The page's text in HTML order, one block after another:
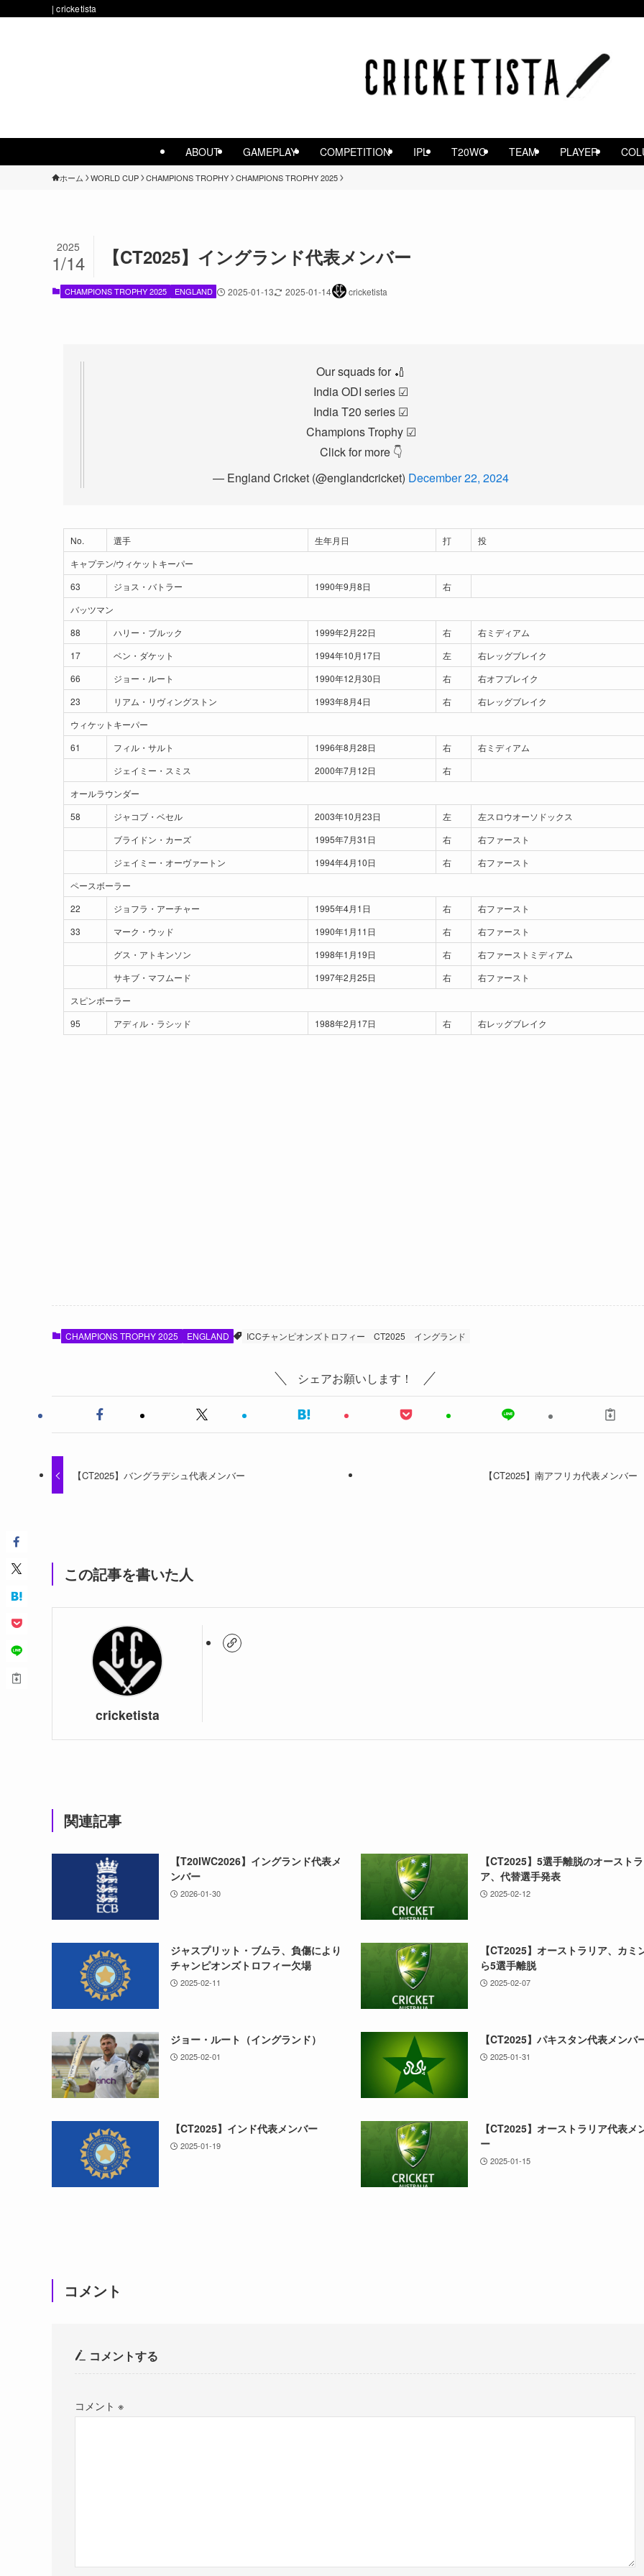
| cricketista
ABOUT GAMEPLAY COMPETITION IPL T20WC TEAM PLAYER
ホーム WORLD CUP CHAMPIONS TROPHY CHAMPIONS TROPHY 2025
【CT2025】イングランド代表メンバー
2025
1/14
CHAMPIONS TROPHY 2025 ENGLAND 2025-01-13 2025-01-14 cricketista
Our squads for 🏏
India ODI series ☑
India T20 series ☑
Champions Trophy ☑
Click for more 👇
— England Cricket (@englandcricket) December 22, 2024
No. 選手 生年月日 打
投
キャプテン/ウィケットキーパー
63
ジョス・バトラー 1990年9月8日
右
バッツマン
88
ハリー・ブルック 1999年2月22日 右
右ミディアム
17
ベン・ダケット 1994年10月17日 左
右レッグブレイク
66
ジョー・ルート 1990年12月30日 右
右オフブレイク
23
リアム・リヴィングストン 1993年8月4日 右
右レッグブレイク
ウィケットキーパー
61
フィル・サルト 1996年8月28日 右
右ミディアム
ジェイミー・スミス
2000年7月12日
右
オールラウンダー
58
ジャコブ・ベセル 2003年10月23日 左
左スロウオーソドックス
ブライドン・カーズ
1995年7月31日 右
右ファースト
ジェイミー・オーヴァートン
1994年4月10日 右
右ファースト
ペースボーラー
22
ジョフラ・アーチャー 1995年4月1日 右
右ファースト
33
マーク・ウッド 1990年1月11日 右
右ファースト
グス・アトキンソン
1998年1月19日 右
右ファーストミディアム
サキブ・マフムード
1997年2月25日 右
右ファースト
スピンボーラー
95
アディル・ラシッド 1988年2月17日 右 右レッグブレイク
CHAMPIONS TROPHY 2025 ENGLAND ICCチャンピオンズトロフィー CT2025 イングランド
シェアお願いします！
【CT2025】バングラデシュ代表メンバー 【CT2025】南アフリカ代表メンバー
この記事を書いた人
cricketista
関連記事
【T20IWC2026】イングランド代表メ
ンバー
2026-01-30
【CT2025】5選手離脱のオースト
ア、代替選手発表
2025-02-12
ジャスプリット・ブムラ、負傷により
チャンピオンズトロフィー欠場
2025-02-11
【CT2025】オーストラリア、カミ
ら5選手離脱
2025-02-07
ジョー・ルート（イングランド）
2025-02-01
【CT2025】パキスタン代表メンバ
2025-01-31
【CT2025】インド代表メンバー
2025-01-19
【CT2025】オーストラリア代表メ
ー
2025-01-15
コメント
コメントする
コメント ※